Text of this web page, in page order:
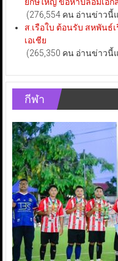
ยักษ์ใหญ่ ข้อหาปลอมเอก
(276,554 คน อ่านข่าวนี้
ส.เรือใบ ต้อนรับ สหพันธ์
เอเชีย
(265,350 คน อ่านข่าวนี้
กีฬา